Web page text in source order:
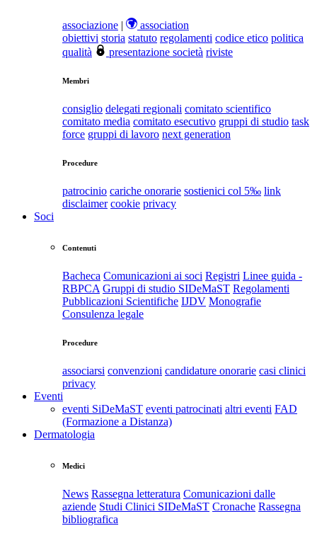
associazione |
association
obiettivi storia statuto regolamenti codice etico politica
qualità
presentazione società riviste
Membri
consiglio delegati regionali comitato scientifico
comitato media comitato esecutivo gruppi di studio task
force gruppi di lavoro next generation
Procedure
patrocinio cariche onorarie sostienici col 5‰ link
disclaimer cookie privacy
Soci
Contenuti
Bacheca Comunicazioni ai soci Registri Linee guida -
RBPCA Gruppi di studio SIDeMaST Regolamenti
Pubblicazioni Scientifiche IJDV Monografie
Consulenza legale
Procedure
associarsi convenzioni candidature onorarie casi clinici
privacy
Eventi
eventi SiDeMaST eventi patrocinati altri eventi FAD
(Formazione a Distanza)
Dermatologia
Medici
News Rassegna letteratura Comunicazioni dalle
aziende Studi Clinici SIDeMaST Cronache Rassegna
bibliografica